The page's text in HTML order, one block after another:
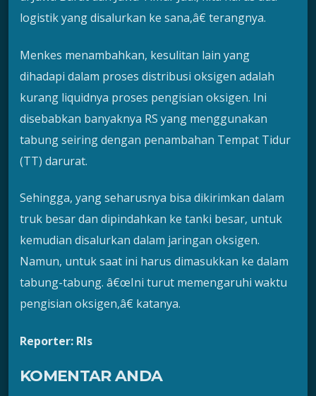
logistik yang disalurkan ke sana,â€ terangnya.
Menkes menambahkan, kesulitan lain yang
dihadapi dalam proses distribusi oksigen adalah
kurang liquidnya proses pengisian oksigen. Ini
disebabkan banyaknya RS yang menggunakan
tabung seiring dengan penambahan Tempat Tidur
(TT) darurat.
Sehingga, yang seharusnya bisa dikirimkan dalam
truk besar dan dipindahkan ke tanki besar, untuk
kemudian disalurkan dalam jaringan oksigen.
Namun, untuk saat ini harus dimasukkan ke dalam
tabung-tabung. â€œIni turut memengaruhi waktu
pengisian oksigen,â€ katanya.
Reporter: Rls
KOMENTAR ANDA